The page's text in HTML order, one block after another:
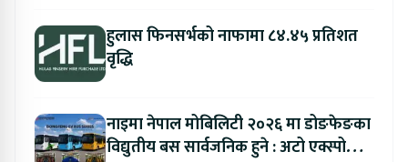
हुलास फिनसर्भको नाफामा ८४.४५ प्रतिशत
वृद्धि
नाइमा नेपाल मोबिलिटी २०२६ मा डोङफेङका
विद्युतीय बस सार्वजनिक हुने : अटो एक्स्पोमा